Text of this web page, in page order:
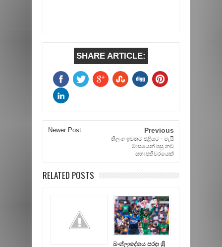
SHARE ARTICLE:
Newer Post Previous
තිලංග ඉවතට එළියට - මැයි
මාසයෙන් පසු නව
සභාපතිවරයෙක්
RELATED POSTS
බංග්ලාදේශය පරදා ශ්‍රි